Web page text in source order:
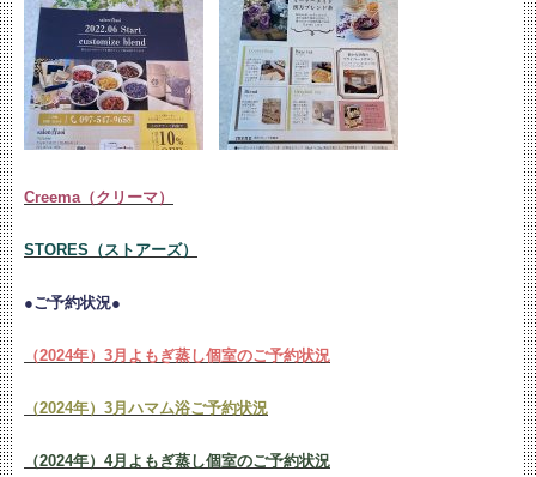
Creema（クリーマ）
STORES（ストアーズ）
●ご予約状況●
（2024年）3月よもぎ蒸し個室のご予約状況
（2024年）3月ハマム浴ご予約状況
（2024年）4月よもぎ蒸し個室のご予約状況